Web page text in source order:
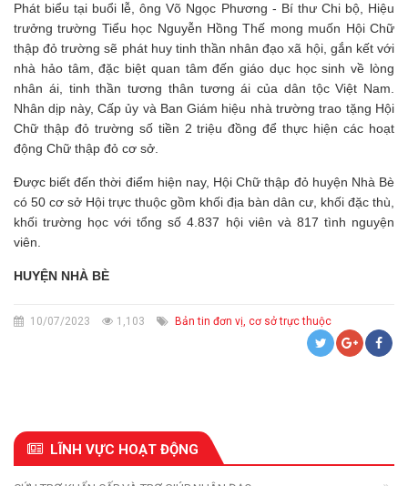
Phát biểu tại buổi lễ, ông Võ Ngọc Phương - Bí thư Chi bộ, Hiệu
trưởng trường Tiểu học Nguyễn Hồng Thế mong muốn Hội Chữ
thập đỏ trường sẽ phát huy tinh thần nhân đạo xã hội, gắn kết với
nhà hảo tâm, đặc biệt quan tâm đến giáo dục học sinh về lòng
nhân ái, tinh thần tương thân tương ái của dân tộc Việt Nam.
Nhân dịp này, Cấp ủy và Ban Giám hiệu nhà trường trao tặng Hội
Chữ thập đỏ trường số tiền 2 triệu đồng để thực hiện các hoạt
động Chữ thập đỏ cơ sở.
Được biết đến thời điểm hiện nay, Hội Chữ thập đỏ huyện Nhà Bè
có 50 cơ sở Hội trực thuộc gồm khối địa bàn dân cư, khối đặc thù,
khối trường học với tổng số 4.837 hội viên và 817 tình nguyện
viên.
HUYỆN NHÀ BÈ
10/07/2023 1,103 Bản tin đơn vị, cơ sở trực thuộc
LĨNH VỰC HOẠT ĐỘNG